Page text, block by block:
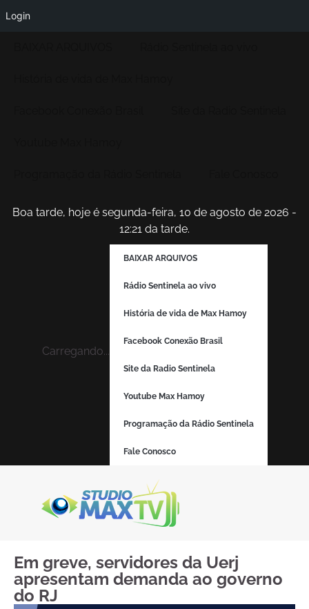
Boa tarde, hoje é segunda-feira, 10 de agosto de 2026 -
12:21 da tarde.
Carregando...
BAIXAR ARQUIVOS
Rádio Sentinela ao vivo
História de vida de Max Hamoy
Facebook Conexão Brasil
Site da Radio Sentinela
Youtube Max Hamoy
Programação da Rádio Sentinela
Fale Conosco
Em greve, servidores da Uerj
apresentam demanda ao governo
do RJ
Login